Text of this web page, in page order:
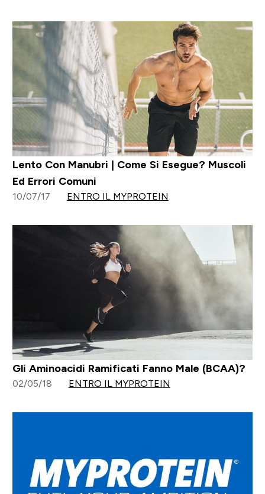
Lento Con Manubri | Come Si Esegue? Muscoli
Ed Errori Comuni
10/07/17 ENTRO IL MYPROTEIN
Gli Aminoacidi Ramificati Fanno Male (BCAA)?
02/05/18 ENTRO IL MYPROTEIN